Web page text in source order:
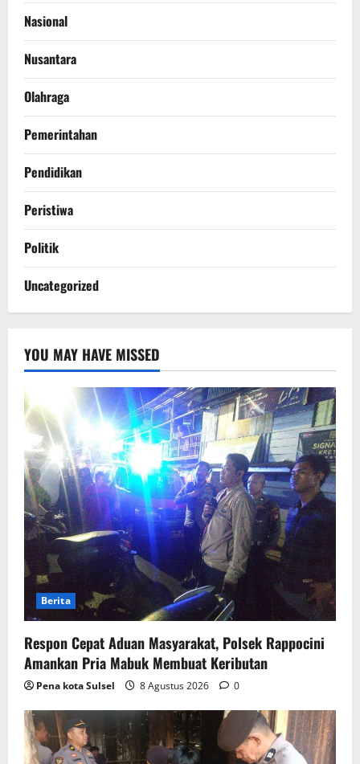
Nasional
Nusantara
Olahraga
Pemerintahan
Pendidikan
Peristiwa
Politik
Uncategorized
YOU MAY HAVE MISSED
Berita
Respon Cepat Aduan Masyarakat, Polsek Rappocini
Amankan Pria Mabuk Membuat Keributan
Pena kota Sulsel 8 Agustus 2026 0